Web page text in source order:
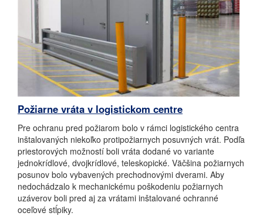
Požiarne vráta v logistickom centre
Pre ochranu pred požiarom bolo v rámci logistického centra
inštalovaných niekoľko protipožiarnych posuvných vrát. Podľa
priestorových možností boli vráta dodané vo variante
jednokrídlové, dvojkrídlové, teleskopické. Väčšina požiarnych
posunov bolo vybavených prechodnovými dverami. Aby
nedochádzalo k mechanickému poškodeniu požiarnych
uzáverov boli pred aj za vrátami inštalované ochranné
oceľové stĺpiky.